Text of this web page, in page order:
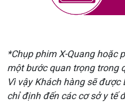
*Chụp phim X-Quang hoặc
một bước quan trọng trong
Vì vậy Khách hàng sẽ
chỉ định đến các cơ sở y tế